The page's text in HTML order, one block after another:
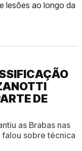
lesões ao longo da
DE
as Brabas nas
falou sobre técnica